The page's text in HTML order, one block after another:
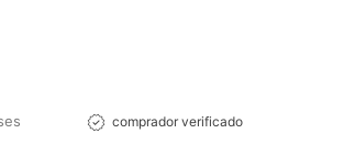
comprador verificado